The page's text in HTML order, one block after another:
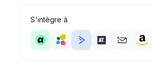
S'intègre à